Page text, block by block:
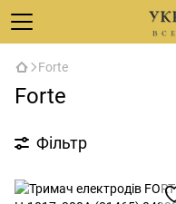
Forte
Forte
Фільтр